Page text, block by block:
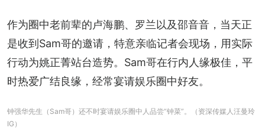
作为圈中老前辈的卢海鹏、罗兰以及邵音音，当天正
是收到Sam哥的邀请，特意亲临记者会现场，用实际
行动为姚正菁站台造势。Sam哥在行内人缘极佳，平
时热爱广结良缘，经常宴请娱乐圈中好友。
钟强华先生（Sam哥）还不时宴请娱乐圈中人品尝“钟菜”。（资深传媒人汪曼玲
IG）